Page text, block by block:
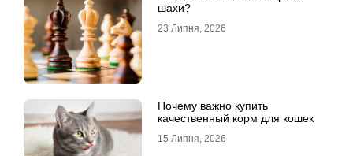
шахи?
23 Липня, 2026
Почему важно купить
качественный корм для кошек
15 Липня, 2026